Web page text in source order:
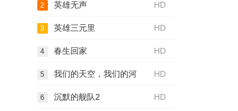
HD
2 英雄无声
HD
3 英雄三元里
HD
4 春生回家
HD
5 我们的天空，我们的河
HD
6 沉默的舰队2